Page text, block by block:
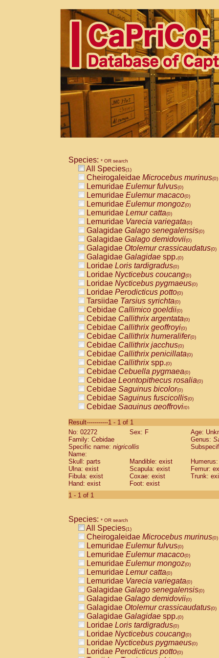
Species: * OR search
All Species(1)
Cheirogaleidae Microcebus murinus(0)
Lemuridae Eulemur fulvus(0)
Lemuridae Eulemur macaco(0)
Lemuridae Eulemur mongoz(0)
Lemuridae Lemur catta(0)
Lemuridae Varecia variegata(0)
Galagidae Galago senegalensis(0)
Galagidae Galago demidovii(0)
Galagidae Otolemur crassicaudatus(0)
Galagidae Galagidae spp.(0)
Loridae Loris tardigradus(0)
Loridae Nycticebus coucang(0)
Loridae Nycticebus pygmaeus(0)
Loridae Perodicticus potto(0)
Tarsiidae Tarsius syrichta(0)
Cebidae Callimico goeldii(0)
Cebidae Callithrix argentata(0)
Cebidae Callithrix geoffroyi(0)
Cebidae Callithrix humeralifer(0)
Cebidae Callithrix jacchus(0)
Cebidae Callithrix penicillata(0)
Cebidae Callithrixspp.(0)
Cebidae Cebuella pygmaea(0)
Cebidae Leontopithecus rosalia(0)
Cebidae Saguinus bicolor(0)
Cebidae Saguinus fuscicollis(0)
Cebidae Saguinus geoffroyi(0)
CebidaeSaguinus labiatus(0)
Cebidae Saguinus leucopus (0)
Cebidae
CebidaeSaguinus mystax
Cebidae Saguinus nigricollis (1)
Cebidae Saguinus oedipus
Cebidae Saguinus weddelli
Cebidae Saguinusspp.
Cebidae
CebidaeCebus capucinus
CebidaeCebus nigrivittatus
CebidaeCebus spp.(0)
CebidaeSaimiri boliviensis(0)
CebidaeSaimiri sciureus(0)
AtelidaeAlouatta caraya(0)
AtelidaeAlouatta fusca(0)
AtelidaeAlouatta seniculus(0)
AtelidaeAlouattaspp.(0)
AtelidaeAteles belzebuth(0)
AtelidaeAteles geoffroyi(0)
AtelidaeAteles paniscus(0)
AtelidaeAtelesspp.(0)
AtelidaeLagothrix lagothricha(0)
AtelidaeLagothrix lagothricha cana
PitheciidaeCacajao calvus
Result-----------1 - 1 of 1
No: 02272
Sex: F
Age:
Family: Cebidae
Genus:
Specific name: nigricollis
Name:
Skull: parts
Mandible: exist
Ulna: exist
Scapula: exist
Femur:
Fibula: exist
Coxae: exist
Trunk:
Hand: exist
Foot: exist
1 - 1 of 1
Species: * OR search
All Species(1)
Cheirogaleidae Microcebus murinus(0)
Lemuridae Eulemur fulvus(0)
Lemuridae Eulemur macaco(0)
Lemuridae Eulemur mongoz(0)
Lemuridae Lemur catta(0)
Lemuridae Varecia variegata(0)
Galagidae Galago senegalensis(0)
Galagidae Galago demidovii(0)
Galagidae Otolemur crassicaudatus(0)
Galagidae Galagidae spp.(0)
Loridae Loris tardigradus(0)
Loridae Nycticebus coucang(0)
Loridae Nycticebus pygmaeus(0)
Loridae Perodicticus potto(0)